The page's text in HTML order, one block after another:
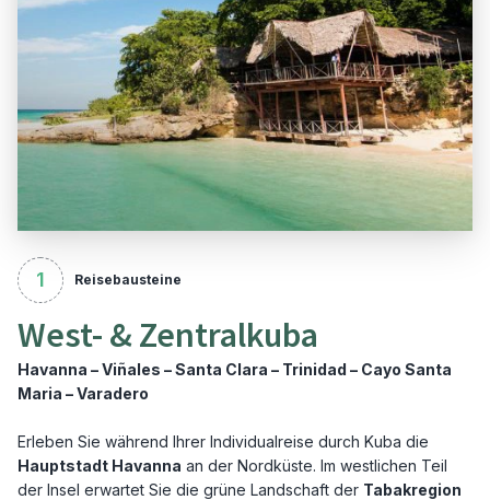
1 Reisebausteine
West- & Zentralkuba
Havanna – Viñales – Santa Clara – Trinidad – Cayo Santa
Maria – Varadero
Erleben Sie während Ihrer Individualreise durch Kuba die
Hauptstadt Havanna an der Nordküste. Im westlichen Teil
der Insel erwartet Sie die grüne Landschaft der Tabakregion